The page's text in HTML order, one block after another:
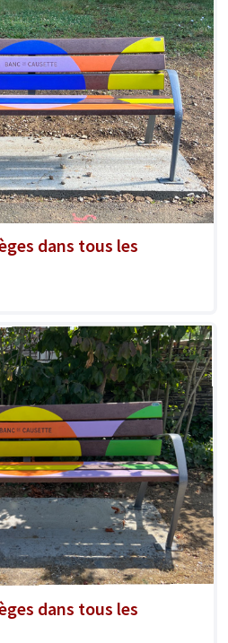
dans tous les
dans tous les